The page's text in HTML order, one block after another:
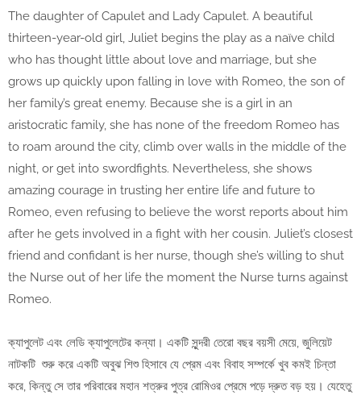
The daughter of Capulet and Lady Capulet. A beautiful
thirteen-year-old girl, Juliet begins the play as a naïve child
who has thought little about love and marriage, but she
grows up quickly upon falling in love with Romeo, the son of
her family’s great enemy. Because she is a girl in an
aristocratic family, she has none of the freedom Romeo has
to roam around the city, climb over walls in the middle of the
night, or get into swordfights. Nevertheless, she shows
amazing courage in trusting her entire life and future to
Romeo, even refusing to believe the worst reports about him
after he gets involved in a fight with her cousin. Juliet’s closest
friend and confidant is her nurse, though she’s willing to shut
the Nurse out of her life the moment the Nurse turns against
Romeo.
ক্যাপুলেট এবং লেডি ক্যাপুলেটের কন্যা। একটি সুন্দরী তেরো বছর বয়সী মেয়ে, জুলিয়েট
নাটকটি শুরু করে একটি অবুঝ শিশু হিসাবে যে প্রেম এবং বিবাহ সম্পর্কে খুব কমই চিন্তা
করে, কিন্তু সে তার পরিবারের মহান শত্রুর পুত্র রোমিওর প্রেমে পড়ে দ্রুত বড় হয়। যেহেতু